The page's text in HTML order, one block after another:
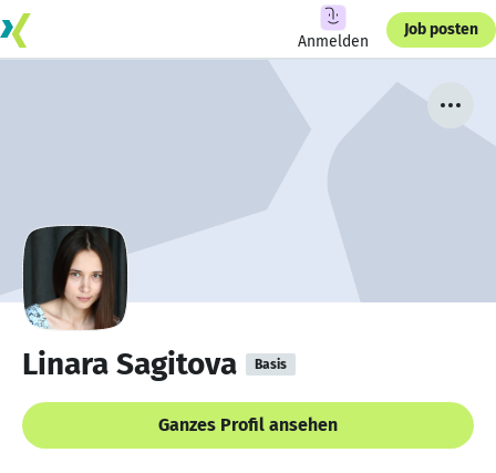
Anmelden
Job posten
Linara Sagitova Basis
Ganzes Profil ansehen